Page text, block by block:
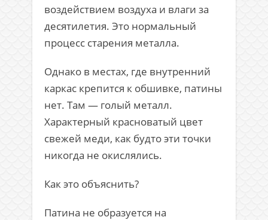
воздействием воздуха и влаги за
десятилетия. Это нормальный
процесс старения металла.
Однако в местах, где внутренний
каркас крепится к обшивке, патины
нет. Там — голый металл.
Характерный красноватый цвет
свежей меди, как будто эти точки
никогда не окислялись.
Как это объяснить?
Патина не образуется на